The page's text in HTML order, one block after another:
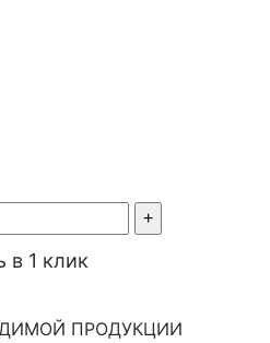
в 1 клик
ПРОДУКЦИИ